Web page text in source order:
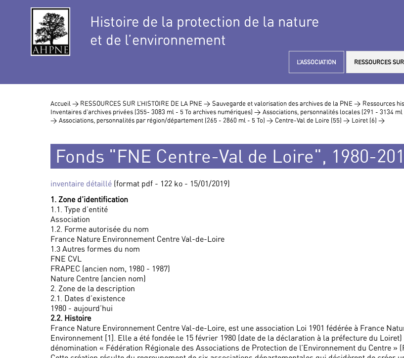
Histoire de la protection de la nature
et de l’environnement
L’ASSOCIATION RESSOURCES
Accueil > RESSOURCES SUR L’HISTOIRE DE LA PNE > Sauvegarde et valorisation des archives de la PNE > Ressources
Inventaires d’archives privées (355- 3083 ml - 5 To archives numériques) > Associations, personnalités locales (291 - 3134 ml
> Associations, personnalités par région/département (265 - 2860 ml - 5 To) > Centre-Val de Loire (55) > Loiret (6) >
Fonds "FNE Centre-Val de Loire", 1980-
inventaire détaillé (format pdf - 122 ko - 15/01/2019)
1. Zone d’identification
1.1. Type d’entité
Association
1.2. Forme autorisée du nom
France Nature Environnement Centre Val-de-Loire
1.3 Autres formes du nom
FNE CVL
FRAPEC (ancien nom, 1980 - 1987)
Nature Centre (ancien nom)
2. Zone de la description
2.1. Dates d’existence
1980 - aujourd’hui
2.2. Histoire
France Nature Environnement Centre Val-de-Loire, est une association Loi 1901 fédérée à France
Environnement [1]. Elle a été fondée le 15 février 1980 (date de la déclaration à la préfecture du Loiret)
dénomination « Fédération Régionale des Associations de Protection de l’Environnement du Centre »